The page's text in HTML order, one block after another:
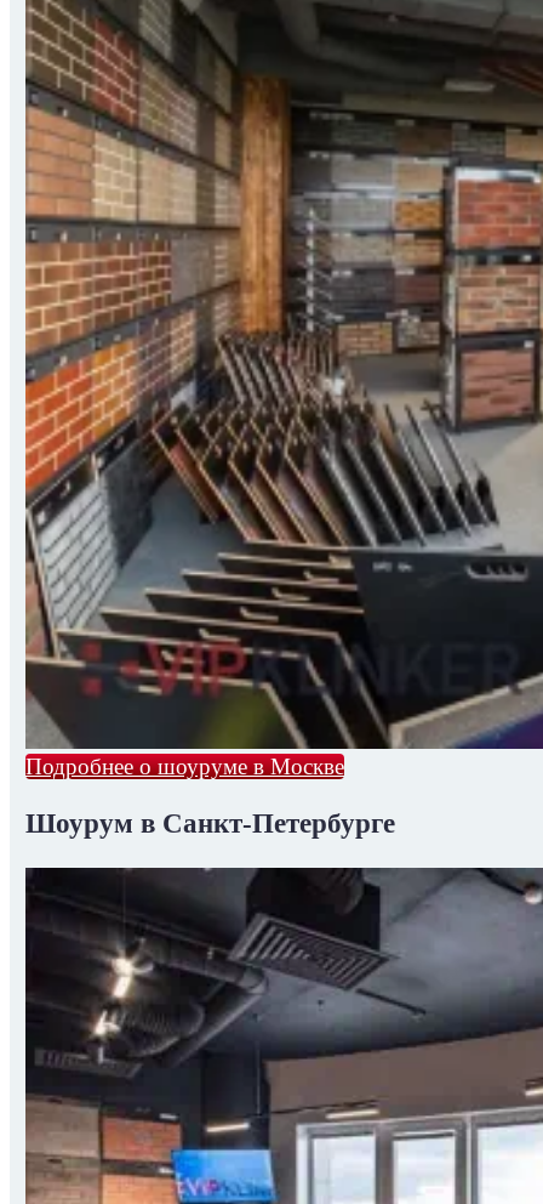
Подробнее о шоуруме в Москве
Шоурум в Санкт-Петербурге